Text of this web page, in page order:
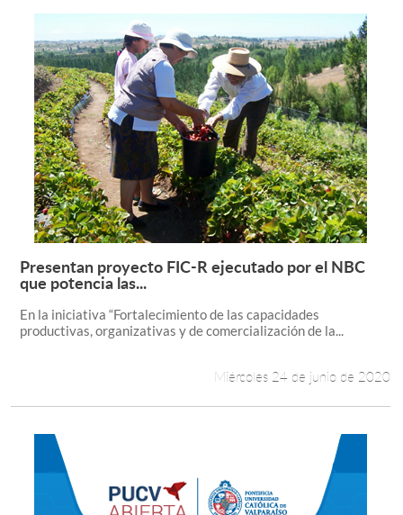
Leer más +
Presentan proyecto FIC-R ejecutado por el NBC
que potencia las...
En la iniciativa “Fortalecimiento de las capacidades
productivas, organizativas y de comercialización de la...
Miércoles 24 de junio de 2020